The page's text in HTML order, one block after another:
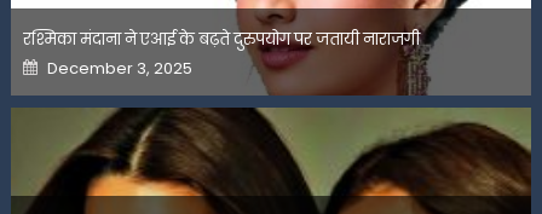
रश्मिका मंदाना ने एआई के बढ़ते दुरुपयोग पर जतायी नाराजगी
Posted
on
December 3, 2025